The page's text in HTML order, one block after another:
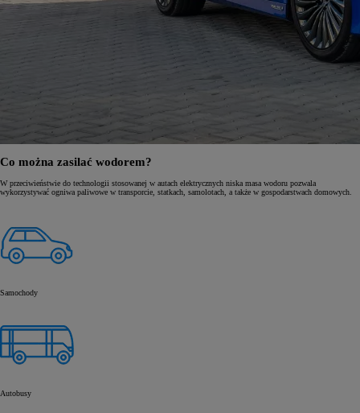
Co można zasilać wodorem?
W przeciwieństwie do technologii stosowanej w autach elektrycznych niska masa wodoru pozwala
wykorzystywać ogniwa paliwowe w transporcie, statkach, samolotach, a także w gospodarstwach domowych.
Samochody
Autobusy